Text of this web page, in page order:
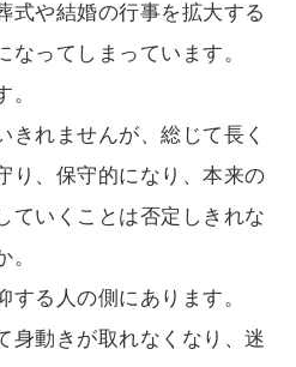
式や結婚の行事を拡大する
なってしまっています。
きれませんが、総じて長く
り、保守的になり、本来の
ていくことは否定しきれな
する人の側にあります。
身動きが取れなくなり、迷